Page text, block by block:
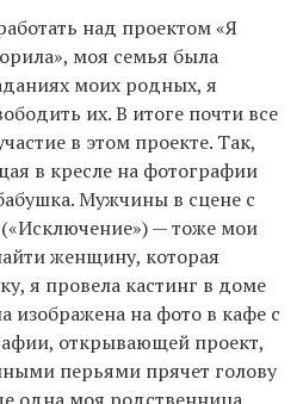
над проектом «Я
моя семья была
моих родных, я
их. В итоге почти все
в этом проекте. Так,
в кресле на фотографии
Мужчины в сцене с
— тоже мои
женщину, которая
я провела кастинг в доме
изображена на фото в кафе с
открывающей проект,
перьями прячет голову